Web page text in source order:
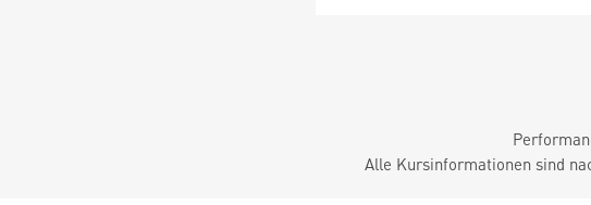
Alle Kursinformationen sind